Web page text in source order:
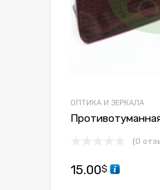
ОПТИКА И ЗЕРКАЛА
(0
15.00$